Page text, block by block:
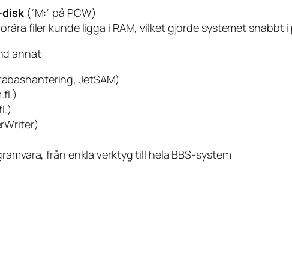
disk(”M:” på PCW)
filer kunde ligga i RAM, vilket gjorde systemet snabbt
annat:
JetSAM)
från enkla verktyg till hela BBS-system